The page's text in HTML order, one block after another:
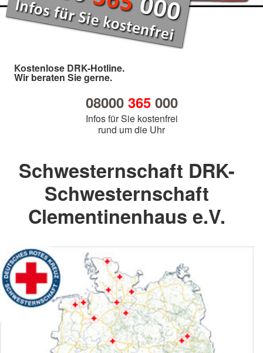
Kostenlose DRK-Hotline.
Wir beraten Sie gerne.
08000 365000
Infos für Sie kostenfrei
rund um die Uhr
Schwesternschaft DRK-
Schwesternschaft
Clementinenhaus e.V.